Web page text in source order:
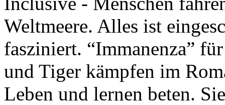
Weltmeere. Alles ist
fasziniert. “Immanenza”
und Tiger kämpfen im
Leben und lernen beten.